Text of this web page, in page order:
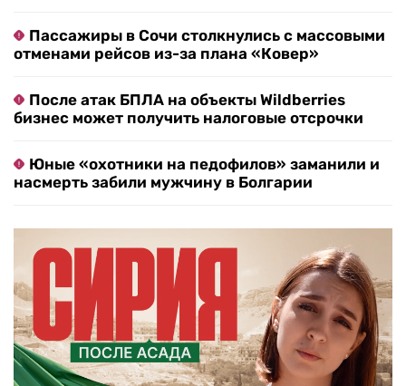
Пассажиры в Сочи столкнулись с массовыми
отменами рейсов из-за плана «Ковер»
После атак БПЛА на объекты Wildberries
бизнес может получить налоговые отсрочки
Юные «охотники на педофилов» заманили и
насмерть забили мужчину в Болгарии